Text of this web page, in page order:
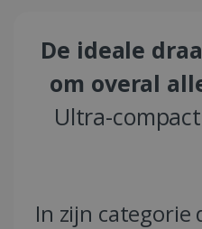
De ideale
om overal
Ultra-
In zijn categorie